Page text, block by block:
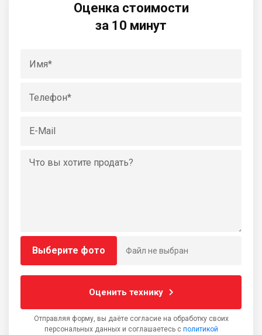
Оценка стоимости
за 10 минут
Выберите фото Файл не выбран
Оценить технику
Отправляя форму, вы даёте согласие на обработку своих
персональных данных и соглашаетесь с политикой